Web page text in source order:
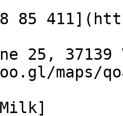
85
25, 37139
maps/